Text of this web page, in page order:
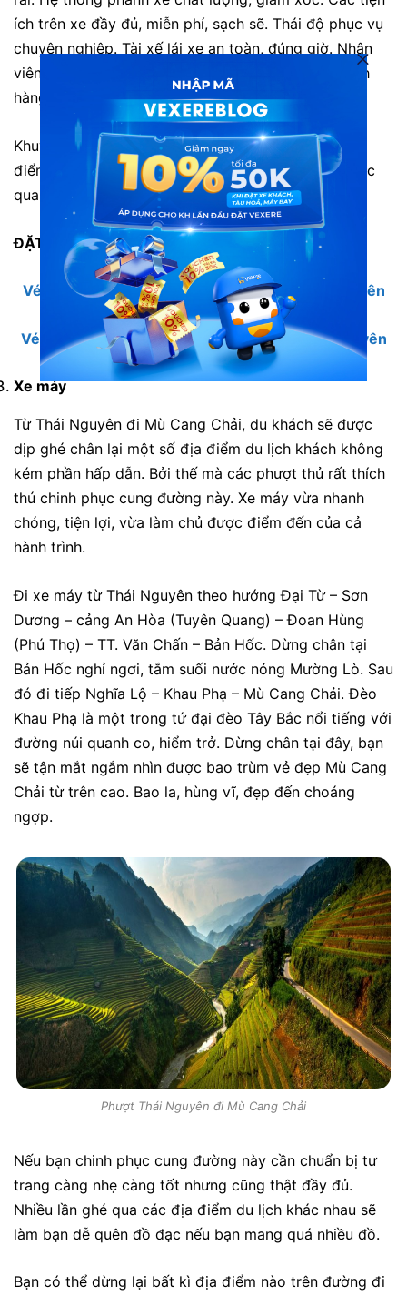
ích trên xe đầy đủ, miễn phí, sạch sẽ. Thái độ phục vụ
chuyên nghiệp. Tài xế lái xe an toàn, đúng giờ. Nhân
viên tận tình, sẵn sàng giải đáp thắc mắc của khách
hàng.
Khuyết điểm: Thường hết vé sớm vào các dịp cao
điểm hoặc cuối tuần. Bạn có thể liên hệ đặt vé trước
qua tổng đài 1900888684
ĐẶT NGAY:
Vé xe Sơn Phương đi Mù Cang Chải từ Thái Nguyên
Vé xe Sơn Phương từ Mù Cang Chải về Thái Nguyên
Xe máy
Từ Thái Nguyên đi Mù Cang Chải, du khách sẽ được
dịp ghé chân lại một số địa điểm du lịch khách không
kém phần hấp dẫn. Bởi thế mà các phượt thủ rất thích
thú chinh phục cung đường này. Xe máy vừa nhanh
chóng, tiện lợi, vừa làm chủ được điểm đến của cả
hành trình.
Đi xe máy từ Thái Nguyên theo hướng Đại Từ – Sơn
Dương – cảng An Hòa (Tuyên Quang) – Đoan Hùng
(Phú Thọ) – TT. Văn Chấn – Bản Hốc. Dừng chân tại
Bản Hốc nghỉ ngơi, tắm suối nước nóng Mường Lò. Sau
đó đi tiếp Nghĩa Lộ – Khau Phạ – Mù Cang Chải. Đèo
Khau Phạ là một trong tứ đại đèo Tây Bắc nổi tiếng với
đường núi quanh co, hiểm trở. Dừng chân tại đây, bạn
sẽ tận mắt ngắm nhìn được bao trùm vẻ đẹp Mù Cang
Chải từ trên cao. Bao la, hùng vĩ, đẹp đến choáng
ngợp.
Phượt Thái Nguyên đi Mù Cang Chải
Nếu bạn chinh phục cung đường này cần chuẩn bị tư
trang càng nhẹ càng tốt nhưng cũng thật đầy đủ.
Nhiều lần ghé qua các địa điểm du lịch khác nhau sẽ
làm bạn dễ quên đồ đạc nếu bạn mang quá nhiều đồ.
Bạn có thể dừng lại bất kì địa điểm nào trên đường đi